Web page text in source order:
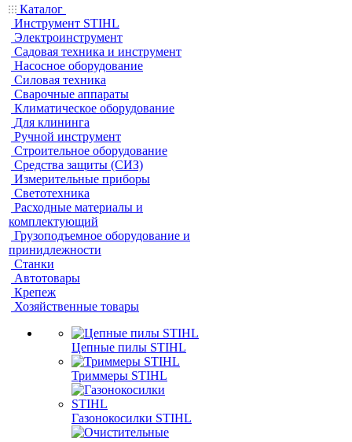
Каталог
Инструмент STIHL
Электроинструмент
Садовая техника и инструмент
Насосное оборудование
Силовая техника
Сварочные аппараты
Климатическое оборудование
Для клининга
Ручной инструмент
Строительное оборудование
Средства защиты (СИЗ)
Измерительные приборы
Светотехника
Расходные материалы и
комплектующий
Грузоподъемное оборудование и
принидлежности
Станки
Автотовары
Крепеж
Хозяйственные товары
Цепные пилы STIHL
Триммеры STIHL
Газонокосилки STIHL